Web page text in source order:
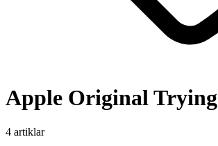
Apple Original Trying
4 artiklar